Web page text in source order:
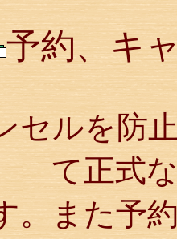
予約、キ
セルを防
て正式
。また予